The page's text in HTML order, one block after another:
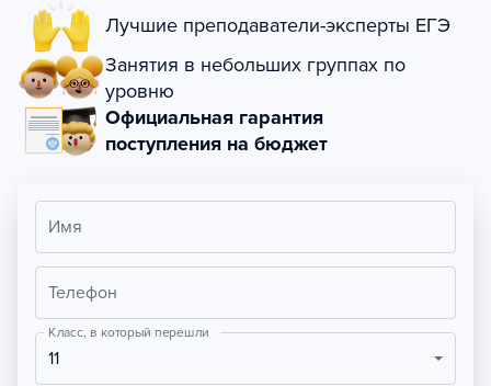
Лучшие преподаватели-эксперты ЕГЭ
Занятия в небольших группах по
уровню
Официальная гарантия
поступления на бюджет
Имя
Телефон
Класс, в который перешли
11